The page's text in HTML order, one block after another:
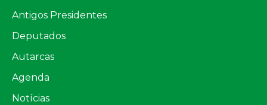
Antigos Presidentes
Deputados
Autarcas
Agenda
Notícias